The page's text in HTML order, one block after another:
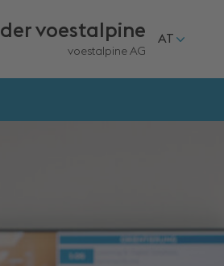
der voestalpine
voestalpine AG
AT